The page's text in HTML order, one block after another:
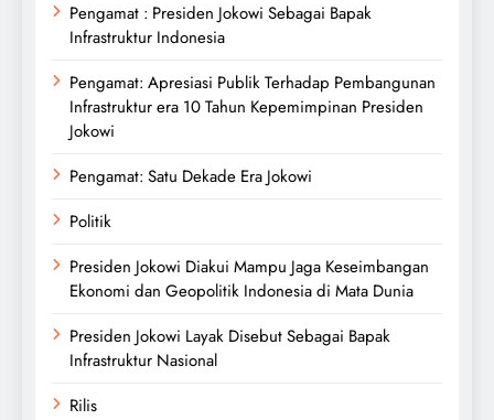
Pengamat : Presiden Jokowi Sebagai Bapak
Infrastruktur Indonesia
Pengamat: Apresiasi Publik Terhadap Pembangunan
Infrastruktur era 10 Tahun Kepemimpinan Presiden
Jokowi
Pengamat: Satu Dekade Era Jokowi
Politik
Presiden Jokowi Diakui Mampu Jaga Keseimbangan
Ekonomi dan Geopolitik Indonesia di Mata Dunia
Presiden Jokowi Layak Disebut Sebagai Bapak
Infrastruktur Nasional
Rilis